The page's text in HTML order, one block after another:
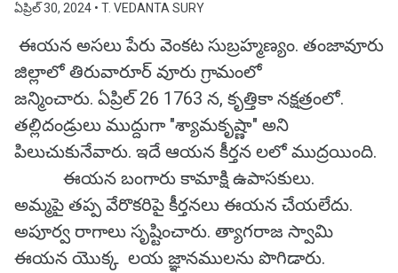
ఏప్రిల్ 30, 2024 • T. VEDANTA SURY
ఈయన అసలు పేరు వెంకట సుబ్రహ్మణ్యం. తంజావూరు
జిల్లాలో తిరువారూర్ వూరు గ్రామంలో
జన్మించారు. ఏప్రిల్ 26 1763 న, కృత్తికా నక్షత్రంలో.
తల్లిదండ్రులు ముద్దుగా "శ్యామకృష్ణా" అని
పిలుచుకునేవారు. ఇదే ఆయన కీర్తన లలో ముద్రయింది.
ఈయన బంగారు కామాక్షి ఉపాసకులు.
అమ్మపై తప్ప వేరొకరిపై కీర్తనలు ఈయన చేయలేదు.
అపూర్వ రాగాలు సృష్టించారు. త్యాగరాజ స్వామి
ఈయన యొక్క లయ జ్ఞానములను పొగిడారు.